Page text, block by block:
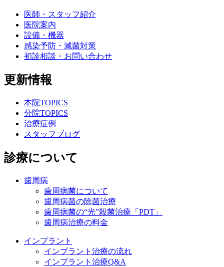
医師・スタッフ紹介
医院案内
設備・機器
感染予防・滅菌対策
初診相談・お問い合わせ
更新情報
本院TOPICS
分院TOPICS
治療症例
スタッフブログ
診療について
歯周病
歯周病菌について
歯周病菌の除菌治療
歯周病菌の“光”殺菌治療「PDT」
歯周病治療の料金
インプラント
インプラント治療の流れ
インプラント治療Q&A